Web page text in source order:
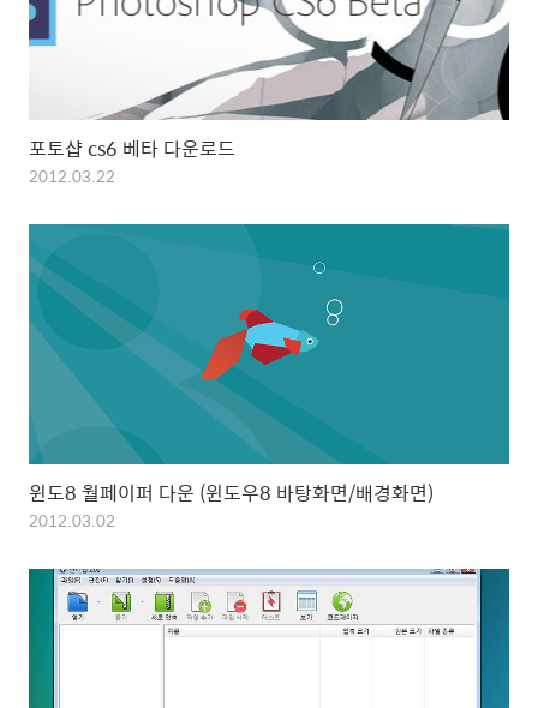
포토샵 cs6 베타 다운로드
2012.03.22
윈도8 월페이퍼 다운 (윈도우8 바탕화면/배경화면)
2012.03.02